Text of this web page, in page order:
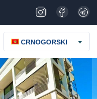
CRNOGORSKI